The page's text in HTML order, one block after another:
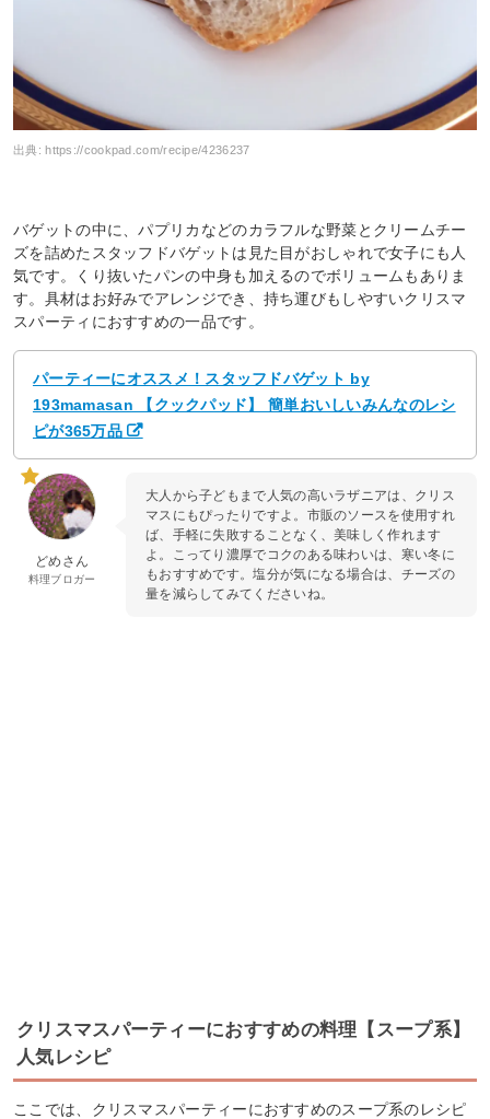
出典:https://cookpad.com/recipe/4236237
バゲットの中に、パプリカなどのカラフルな野菜とクリームチー
ズを詰めたスタッフドバゲットは見た目がおしゃれで女子にも人
気です。くり抜いたパンの中身も加えるのでボリュームもありま
す。具材はお好みでアレンジでき、持ち運びもしやすいクリスマ
スパーティにおすすめの一品です。
パーティーにオススメ！スタッフドバゲット by
193mamasan 【クックパッド】 簡単おいしいみんなのレシ
ピが365万品
どめさん
料理ブロガー
大人から子どもまで人気の高いラザニアは、クリス
マスにもぴったりですよ。市販のソースを使用すれ
ば、手軽に失敗することなく、美味しく作れます
よ。こってり濃厚でコクのある味わいは、寒い冬に
もおすすめです。塩分が気になる場合は、チーズの
量を減らしてみてくださいね。
クリスマスパーティーにおすすめの料理【スープ系】
人気レシピ
ここでは、クリスマスパーティーにおすすめのスープ系のレシピ